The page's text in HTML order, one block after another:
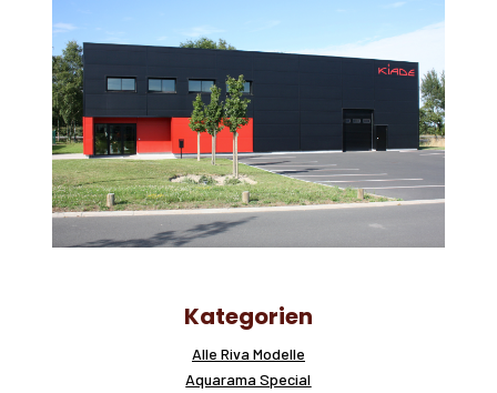
Kategorien
Alle Riva Modelle
Aquarama Special